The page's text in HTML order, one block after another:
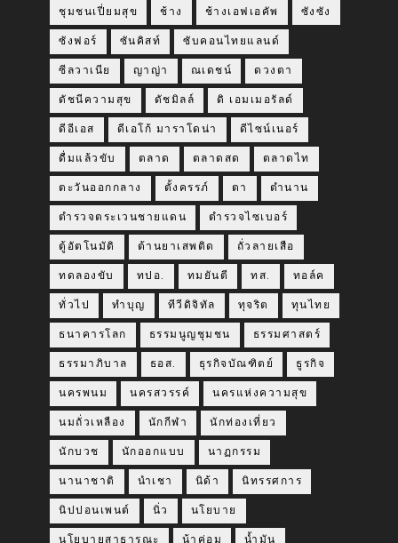
ชุมชนเปี่ยมสุข ช้าง ช้างเอฟเอคัพ ซังซัง
ซังฟอร์ ซันคิสท์ ซับคอนไทยแลนด์
ซีลวาเนีย ญาญ่า ณเดชน์ ดวงตา
ดัชนีความสุข ดัชมิลล์ ดิ เอมเมอรัลด์
ดีอีเอส ดีเอโก้ มาราโดน่า ดีไซน์เนอร์
ดื่มแล้วขับ ตลาด ตลาดสด ตลาดไท
ตะวันออกกลาง ตั้งครรภ์ ตา ตำนาน
ตำรวจตระเวนชายแดน ตำรวจไซเบอร์
ตู้อัตโนมัติ ต้านยาเสพติด ถั่วลายเสือ
ทดลองขับ ทปอ. ทมยันตี ทส. ทอล์ค
ทั่วไป ทำบุญ ทีวีดิจิทัล ทุจริต ทุนไทย
ธนาคารโลก ธรรมนูญชุมชน ธรรมศาสตร์
ธรรมาภิบาล ธอส. ธุรกิจบัณฑิตย์ ธูรกิจ
นครพนม นครสวรรค์ นครแห่งความสุข
นมถั่วเหลือง นักกีฬา นักท่องเที่ยว
นักบวช นักออกแบบ นาฏกรรม
นานาชาติ นำเชา นิด้า นิทรรศการ
นิปปอนเพนต์ นิ่ว นโยบาย
นโยบายสาธารณะ น้าค่อม น้ำมัน